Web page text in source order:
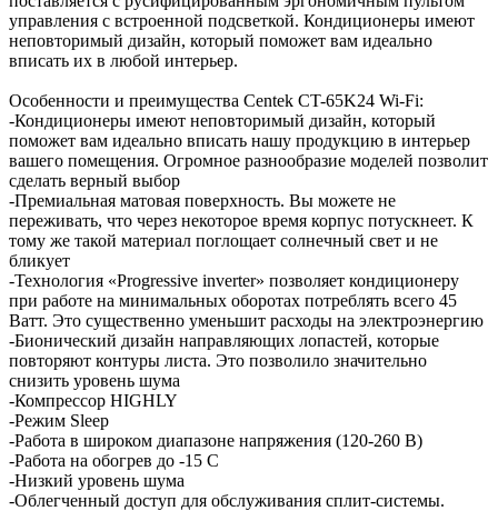
управления с встроенной подсветкой. Кондиционеры имеют
неповторимый дизайн, который поможет вам идеально
вписать их в любой интерьер.
Особенности и преимущества Centek CT-65K24 Wi-Fi:
-Кондиционеры имеют неповторимый дизайн, который
поможет вам идеально вписать нашу продукцию в интерьер
вашего помещения. Огромное разнообразие моделей позволит
сделать верный выбор
-Премиальная матовая поверхность. Вы можете не
переживать, что через некоторое время корпус потускнеет. К
тому же такой материал поглощает солнечный свет и не
бликует
-Технология «Progressive inverter» позволяет кондиционеру
при работе на минимальных оборотах потреблять всего 45
Ватт. Это существенно уменьшит расходы на электроэнергию
-Бионический дизайн направляющих лопастей, которые
повторяют контуры листа. Это позволило значительно
снизить уровень шума
-Компрессор HIGHLY
-Режим Sleep
-Работа в широком диапазоне напряжения (120-260 В)
-Работа на обогрев до -15 C
-Низкий уровень шума
-Облегченный доступ для обслуживания сплит-системы.